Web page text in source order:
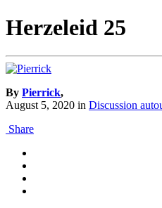
Herzeleid 25
By Pierrick,
August 5, 2020 in Discussion
Share